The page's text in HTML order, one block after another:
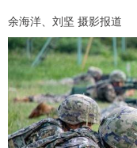
余海洋、刘坚 摄影报道